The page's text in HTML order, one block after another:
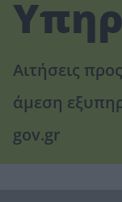
Αιτήσεις
άμεση
gov.gr